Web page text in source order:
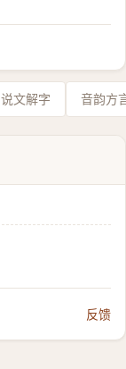
说文解字 音韵方
反馈